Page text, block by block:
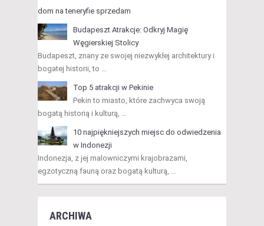
dom na teneryfie sprzedam
Budapeszt Atrakcje: Odkryj Magię
Węgierskiej Stolicy
Budapeszt, znany ze swojej niezwykłej architektury i
bogatej historii, to …
Top 5 atrakcji w Pekinie
Pekin to miasto, które zachwyca swoją
bogatą historią i kulturą, …
10 najpiękniejszych miejsc do odwiedzenia
w Indonezji
Indonezja, z jej malowniczymi krajobrazami,
egzotyczną fauną oraz bogatą kulturą, …
ARCHIWA